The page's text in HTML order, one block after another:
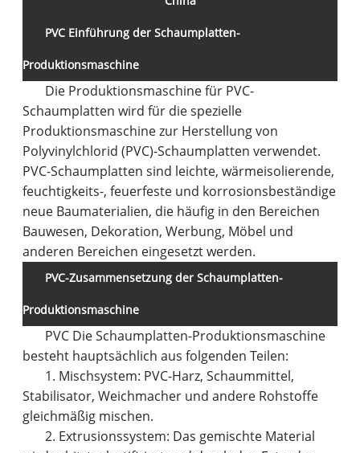
PVC Einführung der Schaumplatten-
Produktionsmaschine
Die Produktionsmaschine für PVC-
Schaumplatten wird für die spezielle
Produktionsmaschine zur Herstellung von
Polyvinylchlorid (PVC)-Schaumplatten verwendet.
PVC-Schaumplatten sind leichte, wärmeisolierende,
feuchtigkeits-, feuerfeste und korrosionsbeständige
neue Baumaterialien, die häufig in den Bereichen
Bauwesen, Dekoration, Werbung, Möbel und
anderen Bereichen eingesetzt werden.
PVC-Zusammensetzung der Schaumplatten-
Produktionsmaschine
PVC Die Schaumplatten-Produktionsmaschine
besteht hauptsächlich aus folgenden Teilen:
1. Mischsystem: PVC-Harz, Schaummittel,
Stabilisator, Weichmacher und andere Rohstoffe
gleichmäßig mischen.
2. Extrusionssystem: Das gemischte Material